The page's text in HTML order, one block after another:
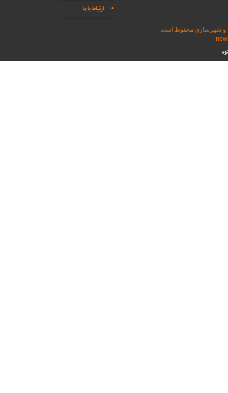
ارتباط با ما
و شهرسازی محفوظ است